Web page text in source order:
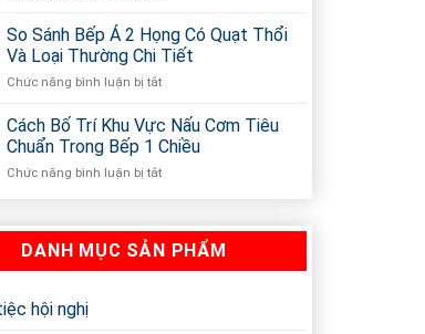
Bếp
Công
Triệt
Để
Giá
Tủ
Giữ
Ăn
Công
Nhất
So Sánh Bếp Á 2 Họng Có Quạt Thổi
Và Loại Thường Chi Tiết
Chức năng bình luận bị tắt
Sánh
Bếp
Á
Quạt
Thổi
Và
Cách Bố Trí Khu Vực Nấu Cơm Tiêu
Chuẩn Trong Bếp 1 Chiều
Chức năng bình luận bị tắt
Trí
Khu
DANH MỤC SẢN PHẨM
hội nghị